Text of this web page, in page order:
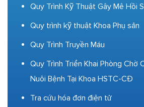
Quy Trình Kỹ Thuật Gây Mê Hồi
Quy trình kỹ thuật Khoa Phụ sản
Quy Trình Truyền Máu
Quy Trình Triển Khai Phòng Chờ
Nuôi Bệnh Tại Khoa HSTC-CĐ
Tra cứu hóa đơn điện tử